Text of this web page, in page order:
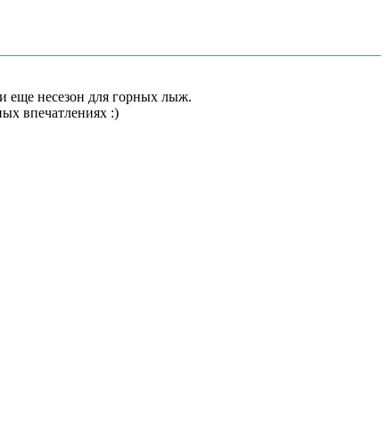
еще несезон для горных лыж.
впечатлениях :)